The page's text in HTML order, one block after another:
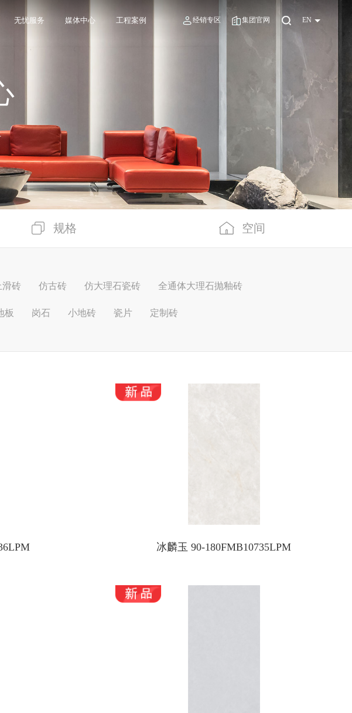
无忧服务 媒体中心 工程案例 经销专区 集团官网 EN
规格 空间
滑砖 仿古砖 仿大理石瓷砖 全通体大理石抛釉砖
板 岗石 小地砖 瓷片 定制砖
冰麟玉 90-180FMB10735LPM